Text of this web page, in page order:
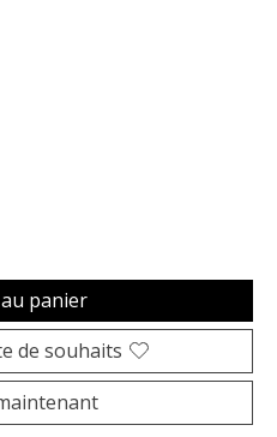
panier
de souhaits